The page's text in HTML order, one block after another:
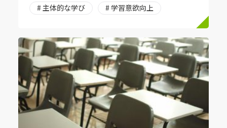
# 主体的な学び
# 学習意欲向上